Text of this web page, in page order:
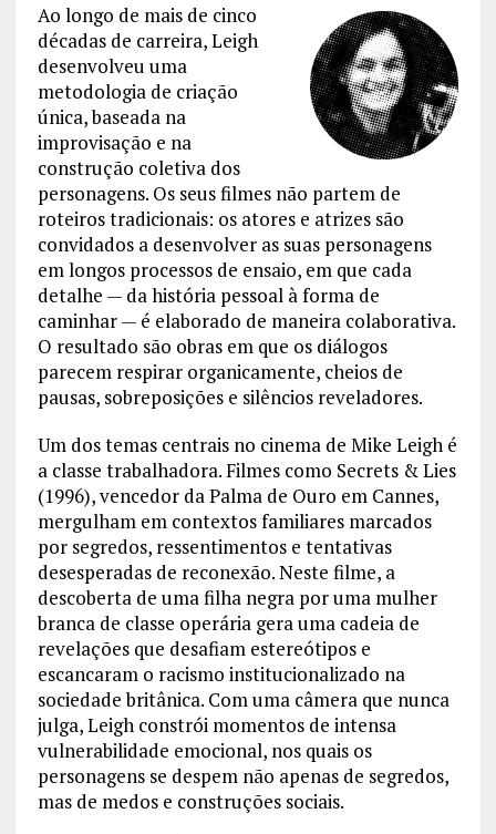
Ao longo de mais de cinco
décadas de carreira, Leigh
desenvolveu uma
metodologia de criação
única, baseada na
improvisação e na
construção coletiva dos
personagens. Os seus filmes não partem de
roteiros tradicionais: os atores e atrizes são
convidados a desenvolver as suas personagens
em longos processos de ensaio, em que cada
detalhe — da história pessoal à forma de
caminhar — é elaborado de maneira colaborativa.
O resultado são obras em que os diálogos
parecem respirar organicamente, cheios de
pausas, sobreposições e silêncios reveladores.
Um dos temas centrais no cinema de Mike Leigh é
a classe trabalhadora. Filmes como Secrets & Lies
(1996), vencedor da Palma de Ouro em Cannes,
mergulham em contextos familiares marcados
por segredos, ressentimentos e tentativas
desesperadas de reconexão. Neste filme, a
descoberta de uma filha negra por uma mulher
branca de classe operária gera uma cadeia de
revelações que desafiam estereótipos e
escancaram o racismo institucionalizado na
sociedade britânica. Com uma câmera que nunca
julga, Leigh constrói momentos de intensa
vulnerabilidade emocional, nos quais os
personagens se despem não apenas de segredos,
mas de medos e construções sociais.